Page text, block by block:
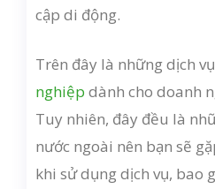
cập di động.
Trên đây là những dịch vụ
nghiệp dành cho doanh
Tuy nhiên, đây đều là
nước ngoài nên bạn sẽ
khi sử dụng dịch vụ, bao